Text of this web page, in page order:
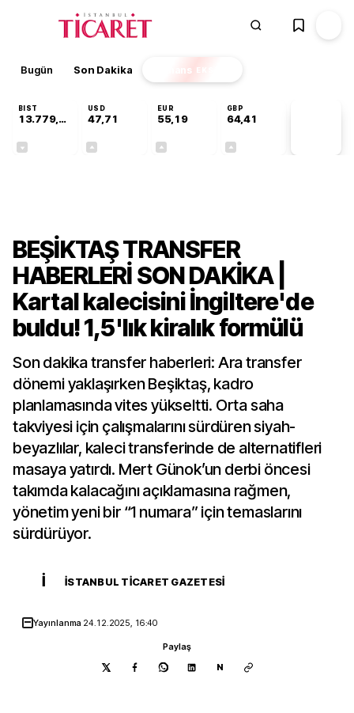
Bugün Son Dakika Finans EKSTRA
BIST
13.779,39
USD
47,71
EUR
55,19
GBP
64,41
BEŞİKTAŞ TRANSFER
HABERLERİ SON DAKİKA |
Kartal kalecisini İngiltere'de
buldu! 1,5'lık kiralık formülü
Son dakika transfer haberleri: Ara transfer
dönemi yaklaşırken Beşiktaş, kadro
planlamasında vites yükseltti. Orta saha
takviyesi için çalışmalarını sürdüren siyah-
beyazlılar, kaleci transferinde de alternatifleri
masaya yatırdı. Mert Günok’un derbi öncesi
takımda kalacağını açıklamasına rağmen,
yönetim yeni bir “1 numara” için temaslarını
sürdürüyor.
İ İSTANBUL TICARET GAZETESI
Yayınlanma 24.12.2025, 16:40
Paylaş
N